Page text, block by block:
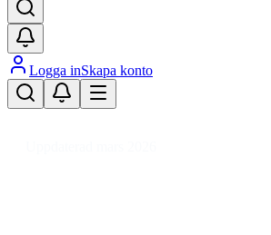
Logga inSkapa konto